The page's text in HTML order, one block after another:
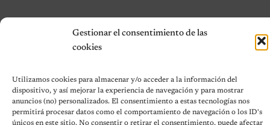
Gestionar el consentimiento de las
cookies
Utilizamos cookies para almacenar y/o acceder a la información del
dispositivo, y así mejorar la experiencia de navegación y para mostrar
anuncios (no) personalizados. El consentimiento a estas tecnologías nos
permitirá procesar datos como el comportamiento de navegación o los ID's
únicos en este sitio. No consentir o retirar el consentimiento, puede afectar
© 2026 Notas de Mascotas
Política de privacidad